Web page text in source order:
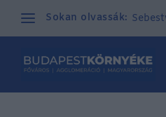
Sokan olvassák: